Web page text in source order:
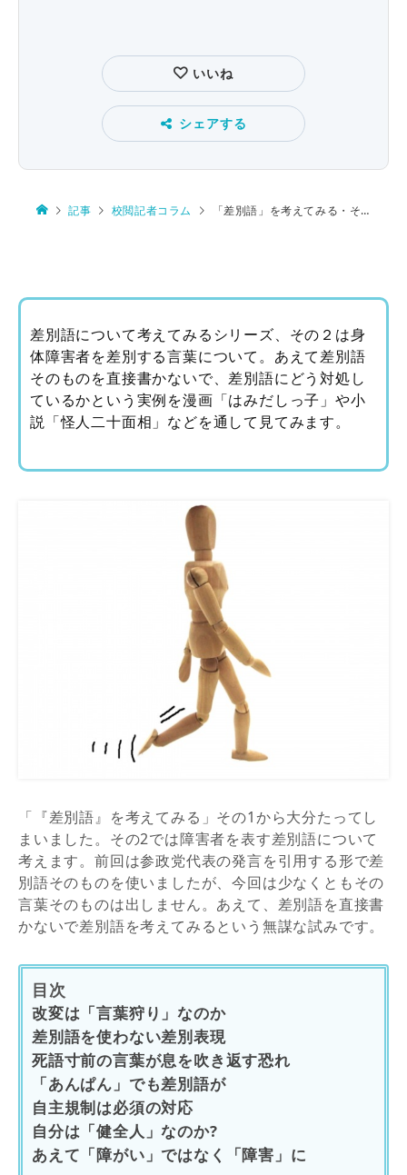
いいね
シェアする
記事 校閲記者コラム 「差別語」を考えてみる・その２～身体障害者の蔑称
差別語について考えてみるシリーズ、その２は身
体障害者を差別する言葉について。あえて差別語
そのものを直接書かないで、差別語にどう対処し
ているかという実例を漫画「はみだしっ子」や小
説「怪人二十面相」などを通して見てみます。
「『差別語』を考えてみる」その1から大分たってし
まいました。その2では障害者を表す差別語について
考えます。前回は参政党代表の発言を引用する形で差
別語そのものを使いましたが、今回は少なくともその
言葉そのものは出しません。あえて、差別語を直接書
かないで差別語を考えてみるという無謀な試みです。
目次
改変は「言葉狩り」なのか
差別語を使わない差別表現
死語寸前の言葉が息を吹き返す恐れ
「あんぱん」でも差別語が
自主規制は必須の対応
自分は「健全人」なのか?
あえて「障がい」ではなく「障害」に